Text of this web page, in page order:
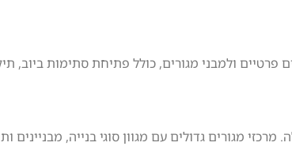
ולמבני מגורים, כולל פתיחת סתימות ביוב,
מרכזי מגורים גדולים עם מגוון סוגי בנייה,